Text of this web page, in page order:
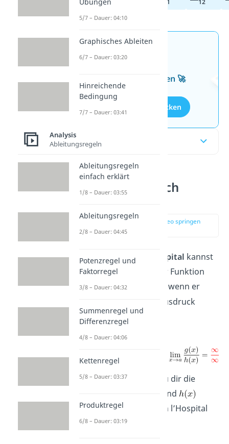
11
12
Jetzt neu: Teste dein
kostenlosen Aufgaben 🚀
Aufgaben entdecken
Inhaltsübersicht
l’Hospital einfach
zur Stelle im Video springen
(00:14)
Mit derRegel von l’Hospital kannst
du den Grenzwert einer Funktion
berechnen, wenn er
einen unbestimmten Ausdruck
ergibt:
Dazu reicht es
wenn du dir die
und
anschaust. Der Satz von l’Hospital
sagt:
5/7 – Dauer: 04:10
Graphisches Ableiten
6/7 – Dauer: 03:20
Hinreichende
Bedingung
7/7 – Dauer: 03:41
Analysis
Ableitungsregeln
Ableitungsregeln
einfach erklärt
1/8 – Dauer: 03:55
Ableitungsregeln
2/8 – Dauer: 04:45
Potenzregel und
Faktorregel
3/8 – Dauer: 04:32
Summenregel und
Differenzregel
4/8 – Dauer: 04:06
Kettenregel
5/8 – Dauer: 03:37
Produktregel
6/8 – Dauer: 03:19